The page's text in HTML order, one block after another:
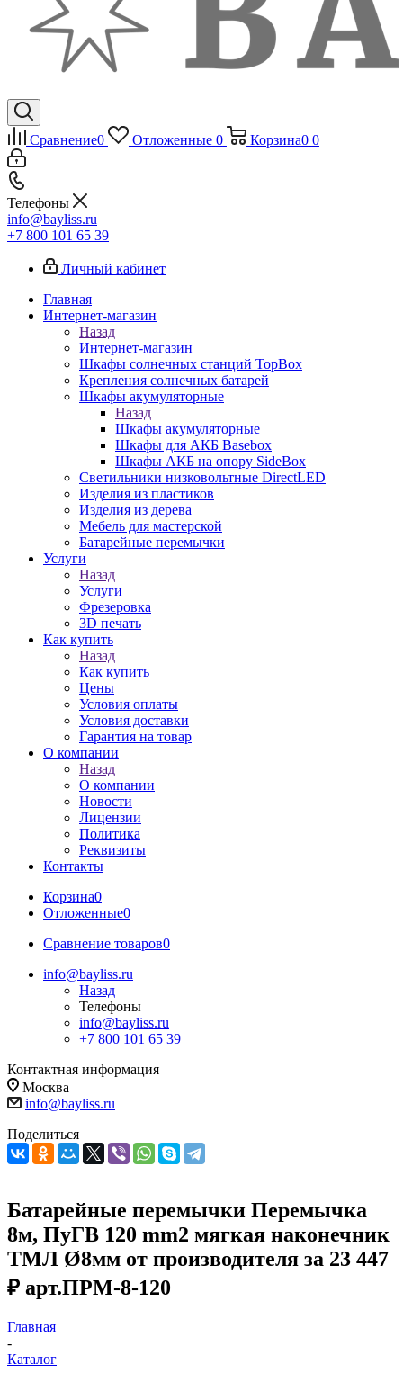
Сравнение0 Отложенные 0 Корзина0 0
Телефоны
info@bayliss.ru
+7 800 101 65 39
Личный кабинет
Главная
Интернет-магазин
Назад
Интернет-магазин
Шкафы солнечных станций TopBox
Крепления солнечных батарей
Шкафы акумуляторные
Назад
Шкафы акумуляторные
Шкафы для АКБ Basebox
Шкафы АКБ на опору SideBox
Светильники низковольтные DirectLED
Изделия из пластиков
Изделия из дерева
Мебель для мастерской
Батарейные перемычки
Услуги
Назад
Услуги
Фрезеровка
3D печать
Как купить
Назад
Как купить
Цены
Условия оплаты
Условия доставки
Гарантия на товар
О компании
Назад
О компании
Новости
Лицензии
Политика
Реквизиты
Контакты
Корзина0
Отложенные0
Сравнение товаров0
info@bayliss.ru
Назад
Телефоны
info@bayliss.ru
+7 800 101 65 39
Контактная информация
Москва
info@bayliss.ru
Поделиться
Батарейные перемычки Перемычка
8м, ПуГВ 120 mm2 мягкая наконечник
ТМЛ Ø8мм от производителя за 23 447
₽ арт.ПРМ-8-120
Главная
-
Каталог